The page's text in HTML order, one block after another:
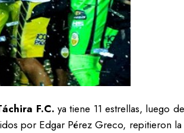
F.C. ya tiene 11 estrellas, luego
por Edgar Pérez Greco, repitieron